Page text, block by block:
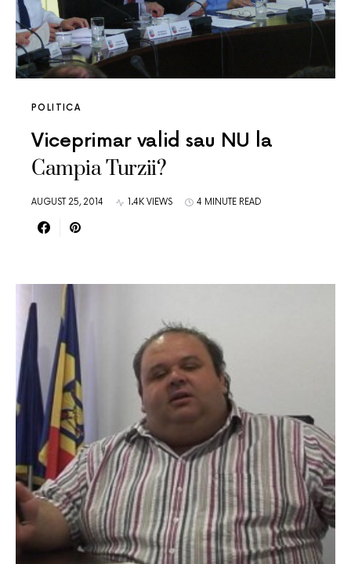
POLITICA
Viceprimar valid sau NU la
Campia Turzii?
AUGUST 25, 2014 1.4K VIEWS 4 MINUTE READ